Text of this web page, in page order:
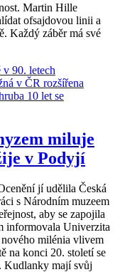
Martin Hille
ofsajdovou linii a
Každý záběr má své
miluje
v Podyjí
jí udělila Česká
s Národním muzeem
aby se zapojila
informovala Univerzita
milénia vlivem
na konci 20. století se
Kudlanky mají svůj